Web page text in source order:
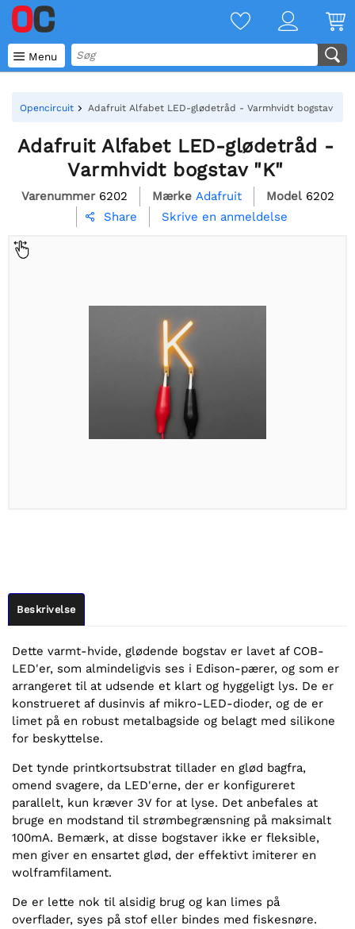
 Menu
Opencircuit Adafruit Alfabet LED-glødetråd - Varmhvidt bogstav "K"
Adafruit Alfabet LED-glødetråd -
Varmhvidt bogstav "K"
Varenummer 6202 Mærke Adafruit Model 6202
 Share Skrive en anmeldelse
Beskrivelse
Dette varmt-hvide, glødende bogstav er lavet af COB-
LED'er, som almindeligvis ses i Edison-pærer, og som er
arrangeret til at udsende et klart og hyggeligt lys. De er
konstrueret af dusinvis af mikro-LED-dioder, og de er
limet på en robust metalbagside og belagt med silikone
for beskyttelse.
Det tynde printkortsubstrat tillader en glød bagfra,
omend svagere, da LED'erne, der er konfigureret
parallelt, kun kræver 3V for at lyse. Det anbefales at
bruge en modstand til strømbegrænsning på maksimalt
100mA. Bemærk, at disse bogstaver ikke er fleksible,
men giver en ensartet glød, der effektivt imiterer en
wolframfilament.
De er lette nok til alsidig brug og kan limes på
overflader, syes på stof eller bindes med fiskesnøre.